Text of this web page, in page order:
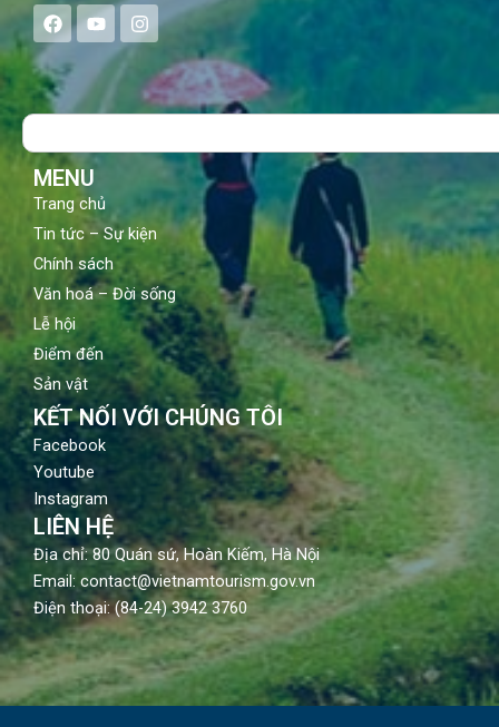
F
a
e
b
o
Y
o
t
u
b
I
n
s
a
g
Search
MENU
Trang chủ
Tin tức – Sự kiện
Chính sách
Văn hoá – Đời sống
Lễ hội
Điểm đến
Sản vật
KẾT NỐI VỚI CHÚNG TÔI
Facebook
Youtube
Instagram
LIÊN HỆ
Địa chỉ: 80 Quán sứ, Hoàn Kiếm, Hà Nội
Email: contact@vietnamtourism.gov.vn
Điện thoại: (84-24) 3942 3760